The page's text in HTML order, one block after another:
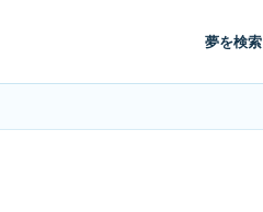
夢を検索